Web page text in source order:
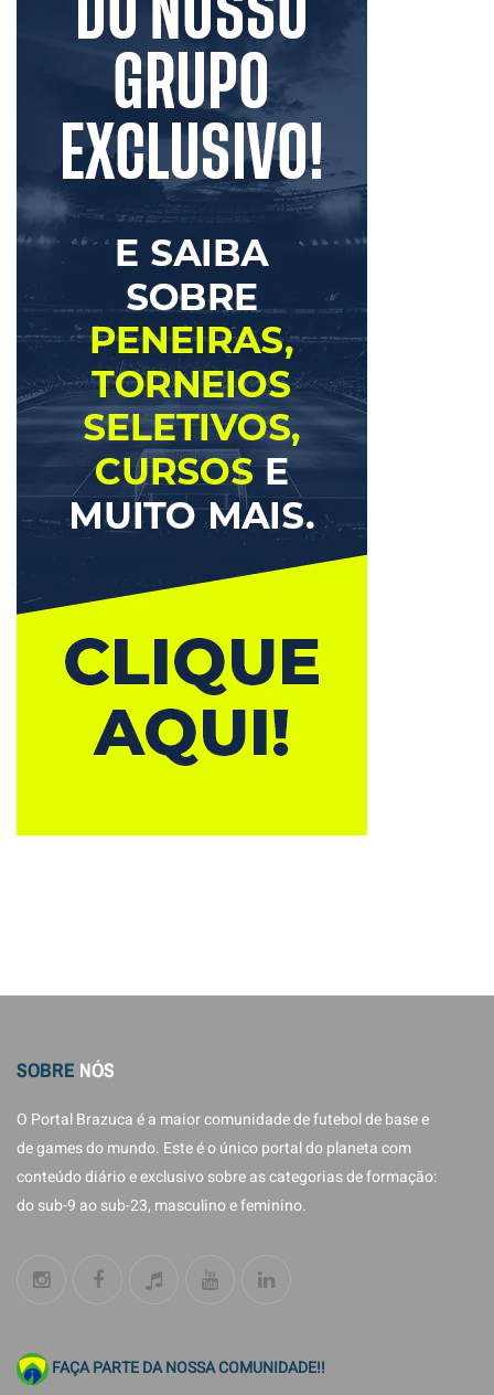
SOBRE NÓS
O Portal Brazuca é a maior comunidade de futebol de base e
de games do mundo. Este é o único portal do planeta com
conteúdo diário e exclusivo sobre as categorias de formação:
do sub-9 ao sub-23, masculino e feminino.
FAÇA PARTE DA NOSSA COMUNIDADE!!